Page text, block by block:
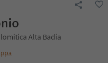
Alta Badia